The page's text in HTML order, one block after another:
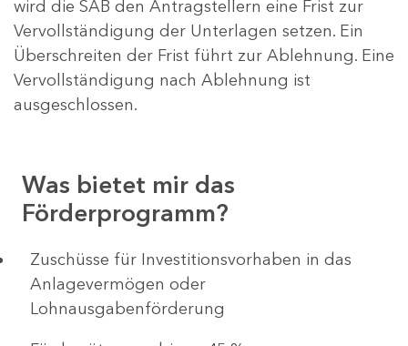
wird die SAB den Antragstellern eine Frist zur
Vervollständigung der Unterlagen setzen. Ein
Überschreiten der Frist führt zur Ablehnung. Eine
Vervollständigung nach Ablehnung ist
ausgeschlossen.
Was bietet mir das
Förderprogramm?
​​​​​​Zuschüsse für Investitionsvorhaben in das
Anlagevermögen oder
Lohnausgabenförderung